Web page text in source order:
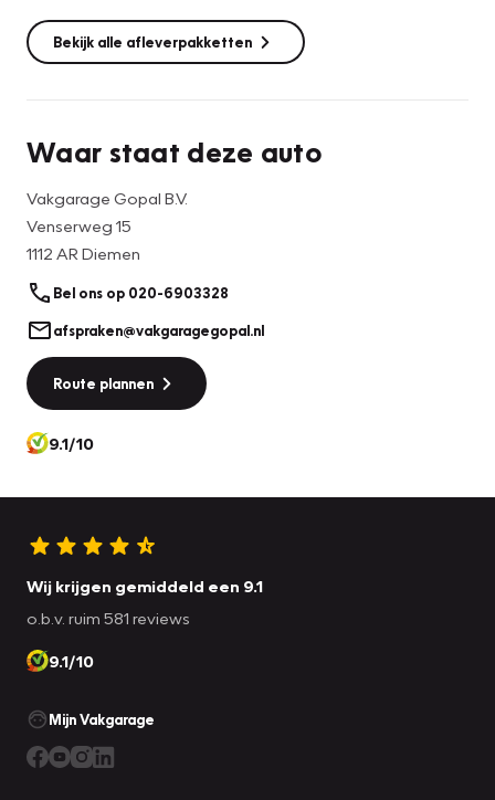
Bekijk alle afleverpakketten
Waar staat deze auto
Vakgarage Gopal B.V.
Venserweg 15
1112 AR Diemen
Bel ons op 020-6903328
afspraken@vakgaragegopal.nl
Route plannen
9.1/10
Wij krijgen gemiddeld een 9.1
o.b.v. ruim 581 reviews
9.1/10
Mijn Vakgarage